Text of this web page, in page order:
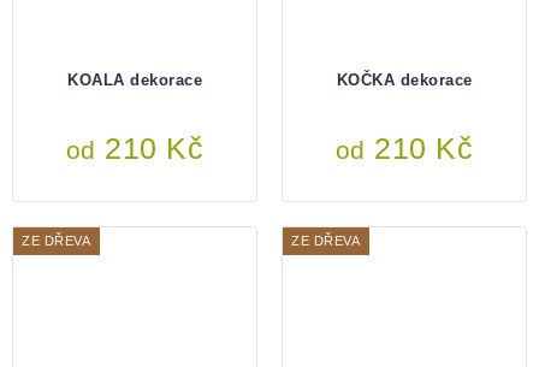
KOALA dekorace
od 210 Kč
KOČKA dekorace
od 210 Kč
ZE DŘEVA ZE DŘEVA